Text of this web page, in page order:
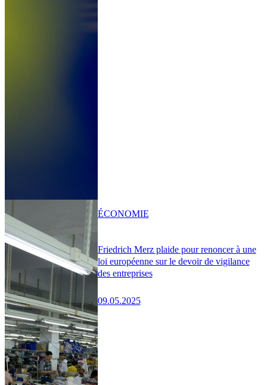
Friedrich Merz plaide pour renoncer à une
loi européenne sur le devoir de vigilance
des entreprises
09.05.2025
ÉCONOMIE